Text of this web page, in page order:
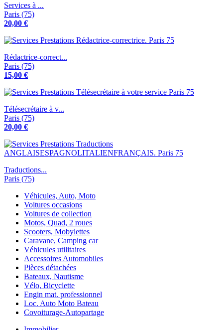
Services à ...
Paris (75)
20,00 €
Rédactrice-correct...
Paris (75)
15,00 €
Télésecrétaire à v...
Paris (75)
20,00 €
Traductions...
Paris (75)
Véhicules, Auto, Moto
Voitures occasions
Voitures de collection
Motos, Quad, 2 roues
Scooters, Mobylettes
Caravane, Camping car
Véhicules utilitaires
Accessoires Automobiles
Pièces détachées
Bateaux, Nautisme
Vélo, Bicyclette
Engin mat. professionnel
Loc. Auto Moto Bateau
Covoiturage-Autopartage